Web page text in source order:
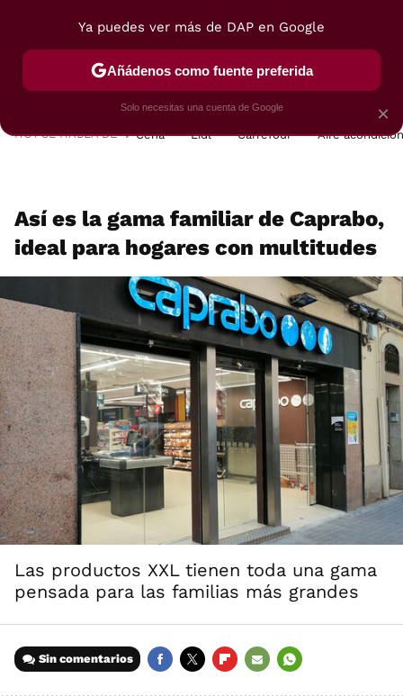
POSTRES VIAJES SELECCIÓN VEGUI
HOY SE HABLA DE Cena Lidl Carrefour Aire
Así es la gama familiar de Caprabo,
ideal para hogares con multitudes
Las productos XXL tienen toda una gama
pensada para las familias más grandes
Sin comentarios
×
Ya puedes ver más de DAP en Google
Añádenos como fuente preferida
Solo necesitas una cuenta de Google